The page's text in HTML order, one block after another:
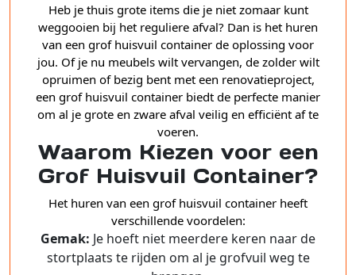
Heb je thuis grote items die je niet zomaar kunt
weggooien bij het reguliere afval? Dan is het huren
van een grof huisvuil container de oplossing voor
jou. Of je nu meubels wilt vervangen, de zolder wilt
opruimen of bezig bent met een renovatieproject,
een grof huisvuil container biedt de perfecte manier
om al je grote en zware afval veilig en efficiënt af te
voeren.
Waarom Kiezen voor een
Grof Huisvuil Container?
Het huren van een grof huisvuil container heeft
verschillende voordelen:
Gemak: Je hoeft niet meerdere keren naar de
stortplaats te rijden om al je grofvuil weg te